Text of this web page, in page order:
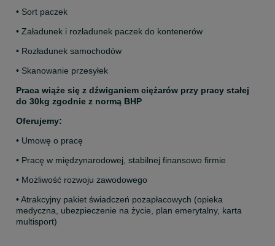
• Sort paczek
• Załadunek i rozładunek paczek do kontenerów
• Rozładunek samochodów
• Skanowanie przesyłek
Praca wiąże się z dźwiganiem ciężarów przy pracy stałej
do 30kg zgodnie z normą BHP
Oferujemy:
• Umowę o pracę
• Pracę w międzynarodowej, stabilnej finansowo firmie
• Możliwość rozwoju zawodowego
• Atrakcyjny pakiet świadczeń pozapłacowych (opieka
medyczna, ubezpieczenie na życie, plan emerytalny, karta
multisport)